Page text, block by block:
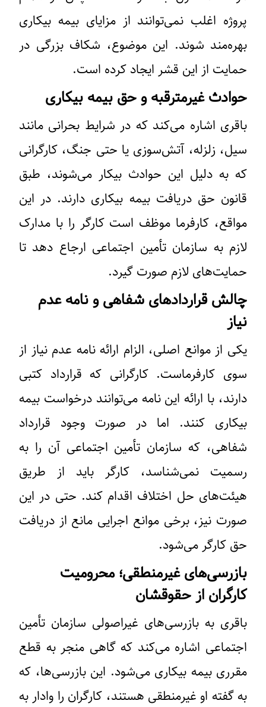
پروژه اغلب نمی‌توانند از مزایای بیمه بیکاری
بهره‌مند شوند. این موضوع، شکاف بزرگی در
حمایت از این قشر ایجاد کرده است.
حوادث غیرمترقبه و حق بیمه بیکاری
باقری اشاره می‌کند که در شرایط بحرانی مانند
سیل، زلزله، آتش‌سوزی یا حتی جنگ، کارگرانی
که به دلیل این حوادث بیکار می‌شوند، طبق
قانون حق دریافت بیمه بیکاری دارند. در این
مواقع، کارفرما موظف است کارگر را با مدارک
لازم به سازمان تأمین اجتماعی ارجاع دهد تا
حمایت‌های لازم صورت گیرد.
چالش قراردادهای شفاهی و نامه عدم
نیاز
یکی از موانع اصلی، الزام ارائه نامه عدم نیاز از
سوی کارفرماست. کارگرانی که قرارداد کتبی
دارند، با ارائه این نامه می‌توانند درخواست بیمه
بیکاری کنند. اما در صورت وجود قرارداد
شفاهی، که سازمان تأمین اجتماعی آن را به
رسمیت نمی‌شناسد، کارگر باید از طریق
هیئت‌های حل اختلاف اقدام کند. حتی در این
صورت نیز، برخی موانع اجرایی مانع از دریافت
حق کارگر می‌شود.
بازرسی‌های غیرمنطقی؛ محرومیت
کارگران از حقوقشان
باقری به بازرسی‌های غیراصولی سازمان تأمین
اجتماعی اشاره می‌کند که گاهی منجر به قطع
مقرری بیمه بیکاری می‌شود. این بازرسی‌ها، که
به گفته او غیرمنطقی هستند، کارگران را وادار به